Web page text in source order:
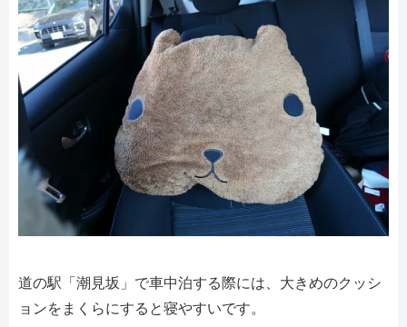
道の駅「潮見坂」で車中泊する際には、大きめのクッシ
ョンをまくらにすると寝やすいです。